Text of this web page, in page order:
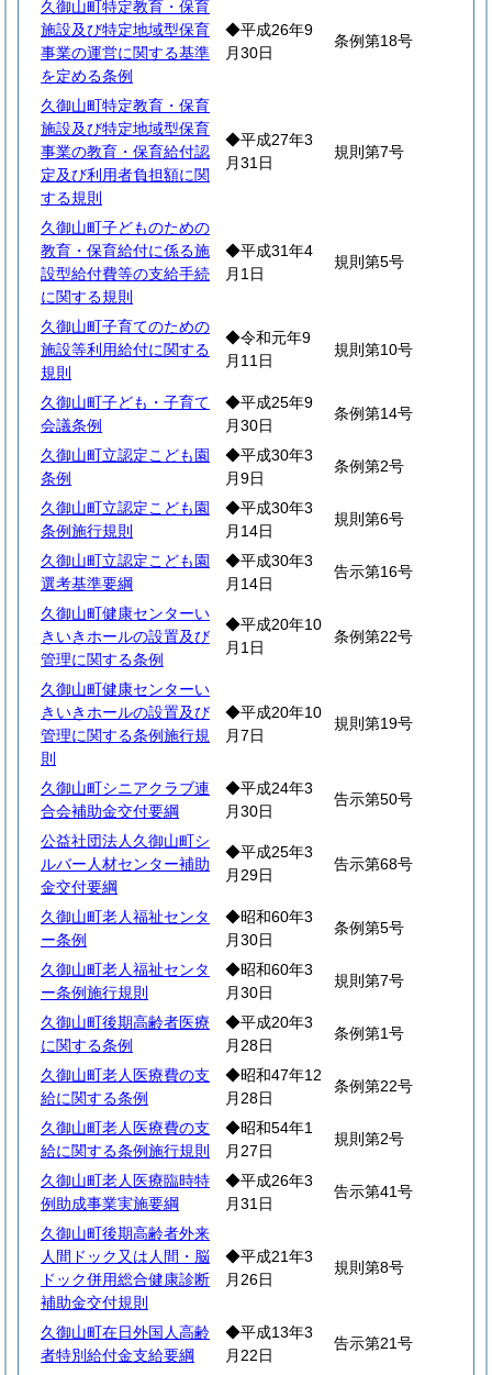
久御山町特定教育・保育
施設及び特定地域型保育
事業の運営に関する基準
を定める条例
◆平成26年9
月30日
条例第18号
久御山町特定教育・保育
施設及び特定地域型保育
事業の教育・保育給付認
定及び利用者負担額に関
する規則
◆平成27年3
月31日
規則第7号
久御山町子どものための
教育・保育給付に係る施
設型給付費等の支給手続
に関する規則
◆平成31年4
月1日
規則第5号
久御山町子育てのための
施設等利用給付に関する
規則
◆令和元年9
月11日
規則第10号
久御山町子ども・子育て
会議条例
◆平成25年9
月30日
条例第14号
久御山町立認定こども園
条例
◆平成30年3
月9日
条例第2号
久御山町立認定こども園
条例施行規則
◆平成30年3
月14日
規則第6号
久御山町立認定こども園
選考基準要綱
◆平成30年3
月14日
告示第16号
久御山町健康センターい
きいきホールの設置及び
管理に関する条例
◆平成20年10
月1日
条例第22号
久御山町健康センターい
きいきホールの設置及び
管理に関する条例施行規
則
◆平成20年10
月7日
規則第19号
久御山町シニアクラブ連
合会補助金交付要綱
◆平成24年3
月30日
告示第50号
公益社団法人久御山町シ
ルバー人材センター補助
金交付要綱
◆平成25年3
月29日
告示第68号
久御山町老人福祉センタ
ー条例
◆昭和60年3
月30日
条例第5号
久御山町老人福祉センタ
ー条例施行規則
◆昭和60年3
月30日
規則第7号
久御山町後期高齢者医療
に関する条例
◆平成20年3
月28日
条例第1号
久御山町老人医療費の支
給に関する条例
◆昭和47年12
月28日
条例第22号
久御山町老人医療費の支
給に関する条例施行規則
◆昭和54年1
月27日
規則第2号
久御山町老人医療臨時特
例助成事業実施要綱
◆平成26年3
月31日
告示第41号
久御山町後期高齢者外来
人間ドック又は人間・脳
ドック併用総合健康診断
補助金交付規則
◆平成21年3
月26日
規則第8号
久御山町在日外国人高齢
者特別給付金支給要綱
◆平成13年3
月22日
告示第21号